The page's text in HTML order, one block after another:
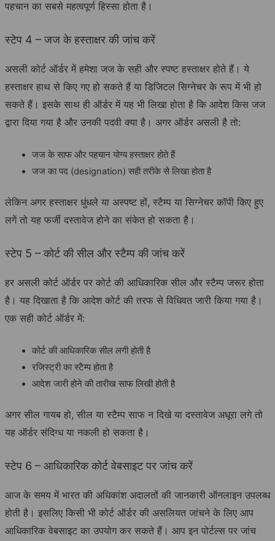
पहचान का सबसे महत्वपूर्ण हिस्सा होता है।
स्टेप 4 – जज के हस्ताक्षर की जांच करें
असली कोर्ट ऑर्डर में हमेशा जज के सही और स्पष्ट हस्ताक्षर होते हैं। ये
हस्ताक्षर हाथ से किए गए हो सकते हैं या डिजिटल सिग्नेचर के रूप में भी हो
सकते हैं। इसके साथ ही ऑर्डर में यह भी लिखा होता है कि आदेश किस जज
द्वारा दिया गया है और उनकी पदवी क्या है। अगर ऑर्डर असली है तो:
जज के साफ और पहचान योग्य हस्ताक्षर होते हैं
जज का पद (designation) सही तरीके से लिखा होता है
लेकिन अगर हस्ताक्षर धुंधले या अस्पष्ट हों, स्टैम्प या सिग्नेचर कॉपी किए हुए
लगें तो यह फर्जी दस्तावेज होने का संकेत हो सकता है।
स्टेप 5 – कोर्ट की सील और स्टैम्प की जांच करें
हर असली कोर्ट ऑर्डर पर कोर्ट की आधिकारिक सील और स्टैम्प जरूर होता
है। यह दिखाता है कि आदेश कोर्ट की तरफ से विधिवत जारी किया गया है।
एक सही कोर्ट ऑर्डर में:
कोर्ट की आधिकारिक सील लगी होती है
रजिस्ट्री का स्टैम्प होता है
आदेश जारी होने की तारीख साफ लिखी होती है
अगर सील गायब हो, सील या स्टैम्प साफ न दिखे या दस्तावेज अधूरा लगे तो
यह ऑर्डर संदिग्ध या नकली हो सकता है।
स्टेप 6 – आधिकारिक कोर्ट वेबसाइट पर जांच करें
आज के समय में भारत की अधिकांश अदालतों की जानकारी ऑनलाइन उपलब्ध
होती है। इसलिए किसी भी कोर्ट ऑर्डर की असलियत जांचने के लिए आप
आधिकारिक वेबसाइट का उपयोग कर सकते हैं। आप इन पोर्टल्स पर जांच